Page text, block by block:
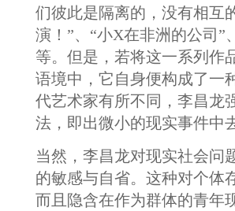
们彼此是隔离的，没有相互
演！”、“小X在非洲的公司”
等。但是，若将这一系列作
语境中，它自身便构成了一
代艺术家有所不同，李昌龙
法，即出微小的现实事件中
当然，李昌龙对现实社会问
的敏感与自省。这种对个体
而且隐含在作为群体的青年